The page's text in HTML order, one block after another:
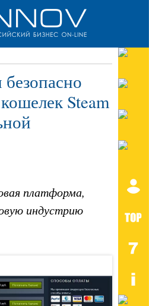
Steam
платформа,
индустрию